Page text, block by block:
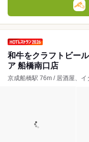
和牛をクラフトビー
ア 船橋南口店
京成船橋駅 76m / 居酒屋、イ